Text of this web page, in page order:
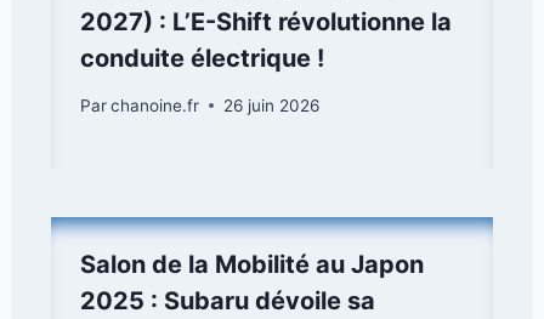
2027) : L’E-Shift révolutionne la
conduite électrique !
Parchanoine.fr 26 juin 2026
Salon de la Mobilité au Japon
2025 : Subaru dévoile sa